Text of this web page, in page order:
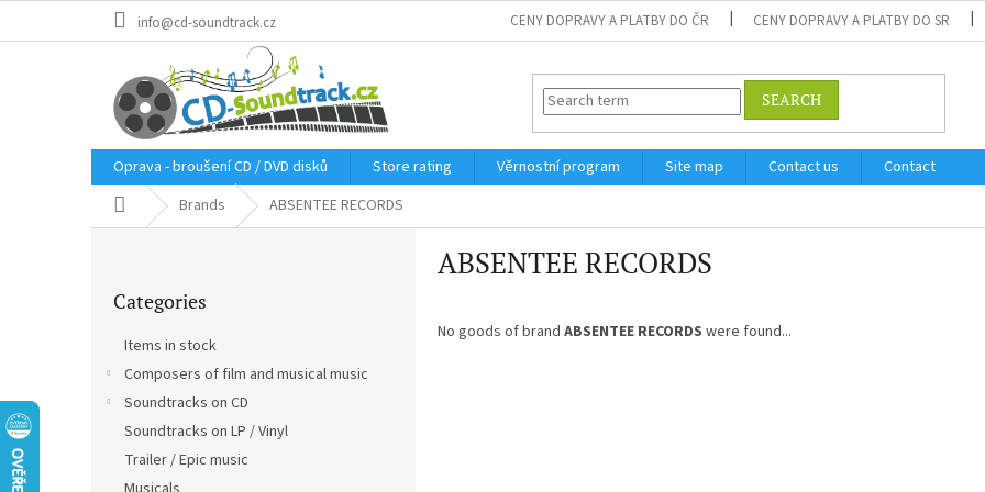
info@cd-soundtrack.cz CENY DOPRAVY A PLATBY DO ČR CENY DOPRAVY A PLATBY DO SR
SEARCH
Oprava - broušení CD / DVD disků Store rating Věrnostní program Site map Contact us
Contact
Home Brands ABSENTEE RECORDS
categories
Categories
Items in stock
Composers of film and musical music
Soundtracks on CD
Soundtracks on LP / Vinyl
Trailer / Epic music
ABSENTEE RECORDS
No goods of brand ABSENTEE RECORDS were found...